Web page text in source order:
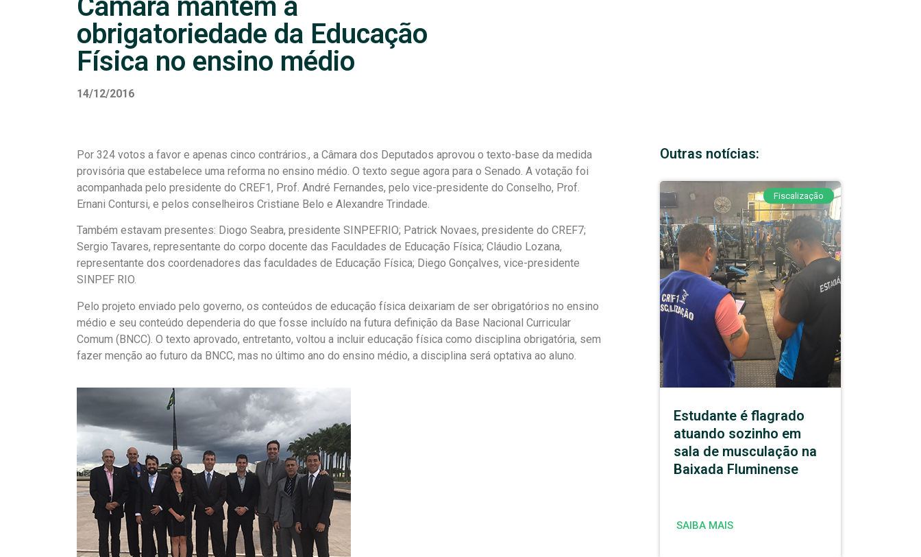
Câmara mantém a
obrigatoriedade da Educação
Física no ensino médio
14/12/2016
Por 324 votos a favor e apenas cinco contrários., a Câmara dos Deputados aprovou o texto-base da medida
provisória que estabelece uma reforma no ensino médio. O texto segue agora para o Senado. A votação foi
acompanhada pelo presidente do CREF1, Prof. André Fernandes, pelo vice-presidente do Conselho, Prof.
Ernani Contursi, e pelos conselheiros Cristiane Belo e Alexandre Trindade.
Também estavam presentes: Diogo Seabra, presidente SINPEFRIO; Patrick Novaes, presidente do CREF7;
Sergio Tavares, representante do corpo docente das Faculdades de Educação Física; Cláudio Lozana,
representante dos coordenadores das faculdades de Educação Física; Diego Gonçalves, vice-presidente
SINPEF RIO.
Pelo projeto enviado pelo governo, os conteúdos de educação física deixariam de ser obrigatórios no ensino
médio e seu conteúdo dependeria do que fosse incluído na futura definição da Base Nacional Curricular
Comum (BNCC). O texto aprovado, entretanto, voltou a incluir educação física como disciplina obrigatória, sem
fazer menção ao futuro da BNCC, mas no último ano do ensino médio, a disciplina será optativa ao aluno.
Outras notícias:
Fiscalização
Estudante é flagrado
atuando sozinho em
sala de musculação na
Baixada Fluminense
SAIBA MAIS